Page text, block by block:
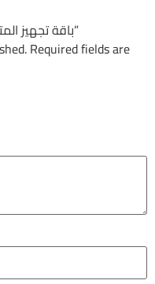
Be the first to review “باقة تجهيز المتجر الالكتروني”
Required fields are